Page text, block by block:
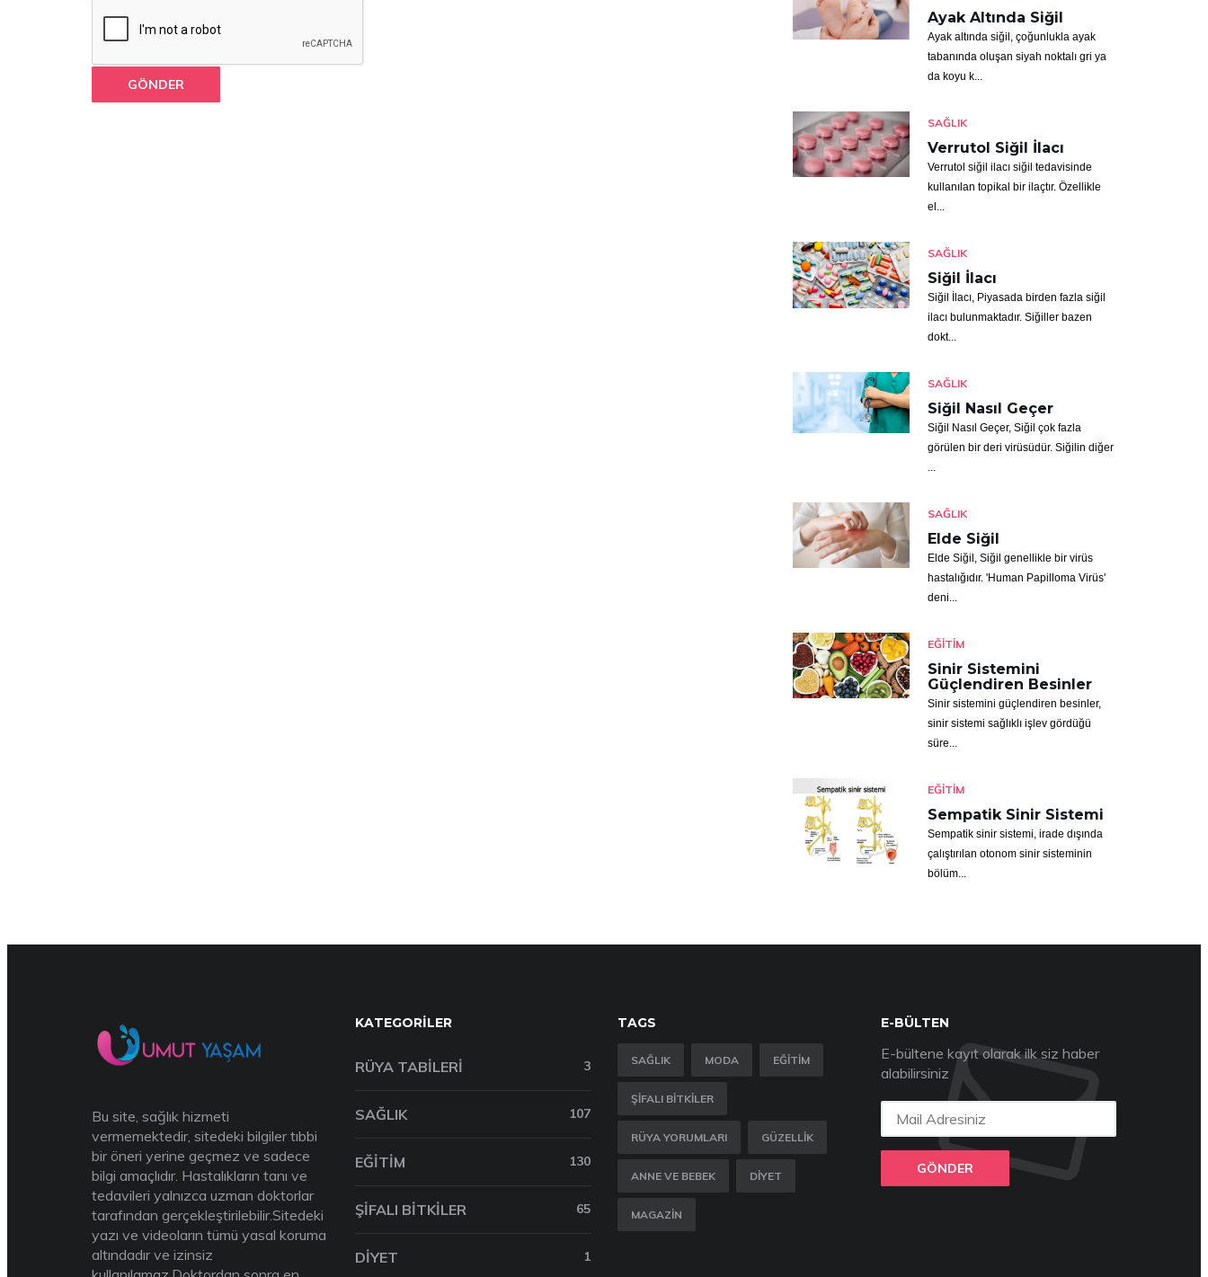
GÖNDER
Ayak Altında Siğil
Ayak altında siğil, çoğunlukla ayak
tabanında oluşan siyah noktalı gri ya
da koyu k...
SAĞLIK
Verrutol Siğil İlacı
Verrutol siğil ilacı siğil tedavisinde
kullanılan topikal bir ilaçtır. Özellikle
el...
SAĞLIK
Siğil İlacı
Siğil İlacı, Piyasada birden fazla siğil
ilacı bulunmaktadır. Siğiller bazen
dokt...
SAĞLIK
Siğil Nasıl Geçer
Siğil Nasıl Geçer, Siğil çok fazla
görülen bir deri virüsüdür. Siğilin diğer
...
SAĞLIK
Elde Siğil
Elde Siğil, Siğil genellikle bir virüs
hastalığıdır. 'Human Papilloma Virüs'
deni...
EĞITIM
Sinir Sistemini
Güçlendiren Besinler
Sinir sistemini güçlendiren besinler,
sinir sistemi sağlıklı işlev gördüğü
süre...
EĞITIM
Sempatik Sinir Sistemi
Sempatik sinir sistemi, irade dışında
çalıştırılan otonom sinir sisteminin
bölüm...
Bu site, sağlık hizmeti
vermemektedir, sitedeki bilgiler tıbbi
bir öneri yerine geçmez ve sadece
bilgi amaçlıdır. Hastalıkların tanı ve
tedavileri yalnızca uzman doktorlar
tarafından gerçekleştirilebilir.Sitedeki
yazı ve videoların tümü yasal koruma
altındadır ve izinsiz
KATEGORILER
RÜYA TABILERI 3
SAĞLIK 107
EĞITIM 130
ŞIFALI BITKILER 65
DIYET 1
TAGS
SAĞLIK MODA EĞITIM
ŞIFALI BITKILER
RÜYA YORUMLARI GÜZELLIK
ANNE VE BEBEK DIYET
MAGAZIN
E-BÜLTEN
E-bültene kayıt olarak ilk siz haber
alabilirsiniz
GÖNDER